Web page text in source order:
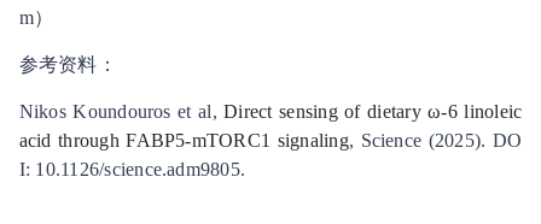
m）
参考资料：
Nikos Koundouros et al,Direct sensing of dietary ω-6 linoleic
acid through FABP5-mTORC1 signaling, Science (2025). DO
I: 10.1126/science.adm9805.